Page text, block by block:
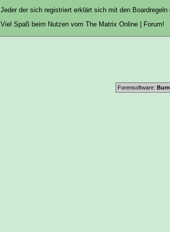
Jeder der sich registriert erklärt sich mit den Boardregeln
Viel Spaß beim Nutzen vom The Matrix Online | Forum!
Forensoftware: